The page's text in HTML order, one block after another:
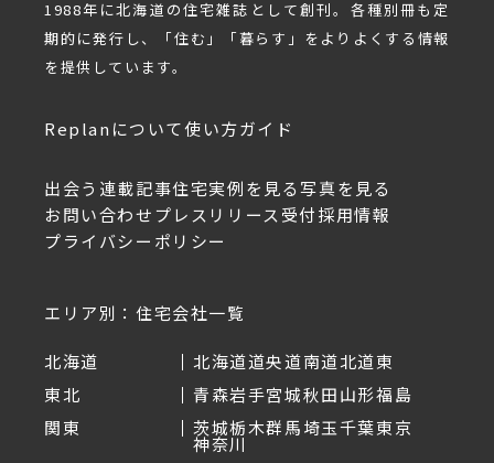
1988年に北海道の住宅雑誌として創刊。各種別冊も定
期的に発行し、「住む」「暮らす」をよりよくする情報
を提供しています。
Replanについて使い方ガイド
出会う 連載記事住宅実例を見る写真を見る
お問い合わせ プレスリリース受付採用情報
プライバシーポリシー
エリア別：住宅会社一覧
北海道 北海道道央道南道北道東
東北
青森岩手宮城秋田山形福島
関東
茨城栃木群馬埼玉千葉東京
神奈川